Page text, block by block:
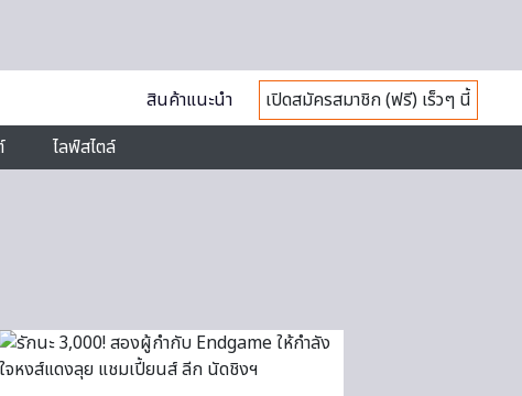
สินค้าแนะนำ
เปิดสมัครสมาชิก (ฟรี) เร็วๆ นี้
ไลฟ์สไตล์